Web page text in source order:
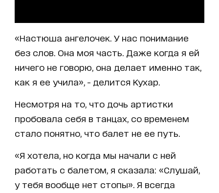
«Настюша ангелочек. У нас понимание
без слов. Она моя часть. Даже когда я ей
ничего не говорю, она делает именно так,
как я ее учила», - делится Кухар.
Несмотря на то, что дочь артистки
пробовала себя в танцах, со временем
стало понятно, что балет не ее путь.
«Я хотела, но когда мы начали с ней
работать с балетом, я сказала: «Слушай,
у тебя вообще нет стопы». Я всегда